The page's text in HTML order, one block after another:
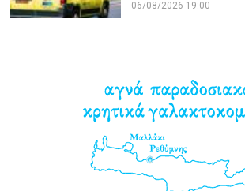
06/08/2026 19:00